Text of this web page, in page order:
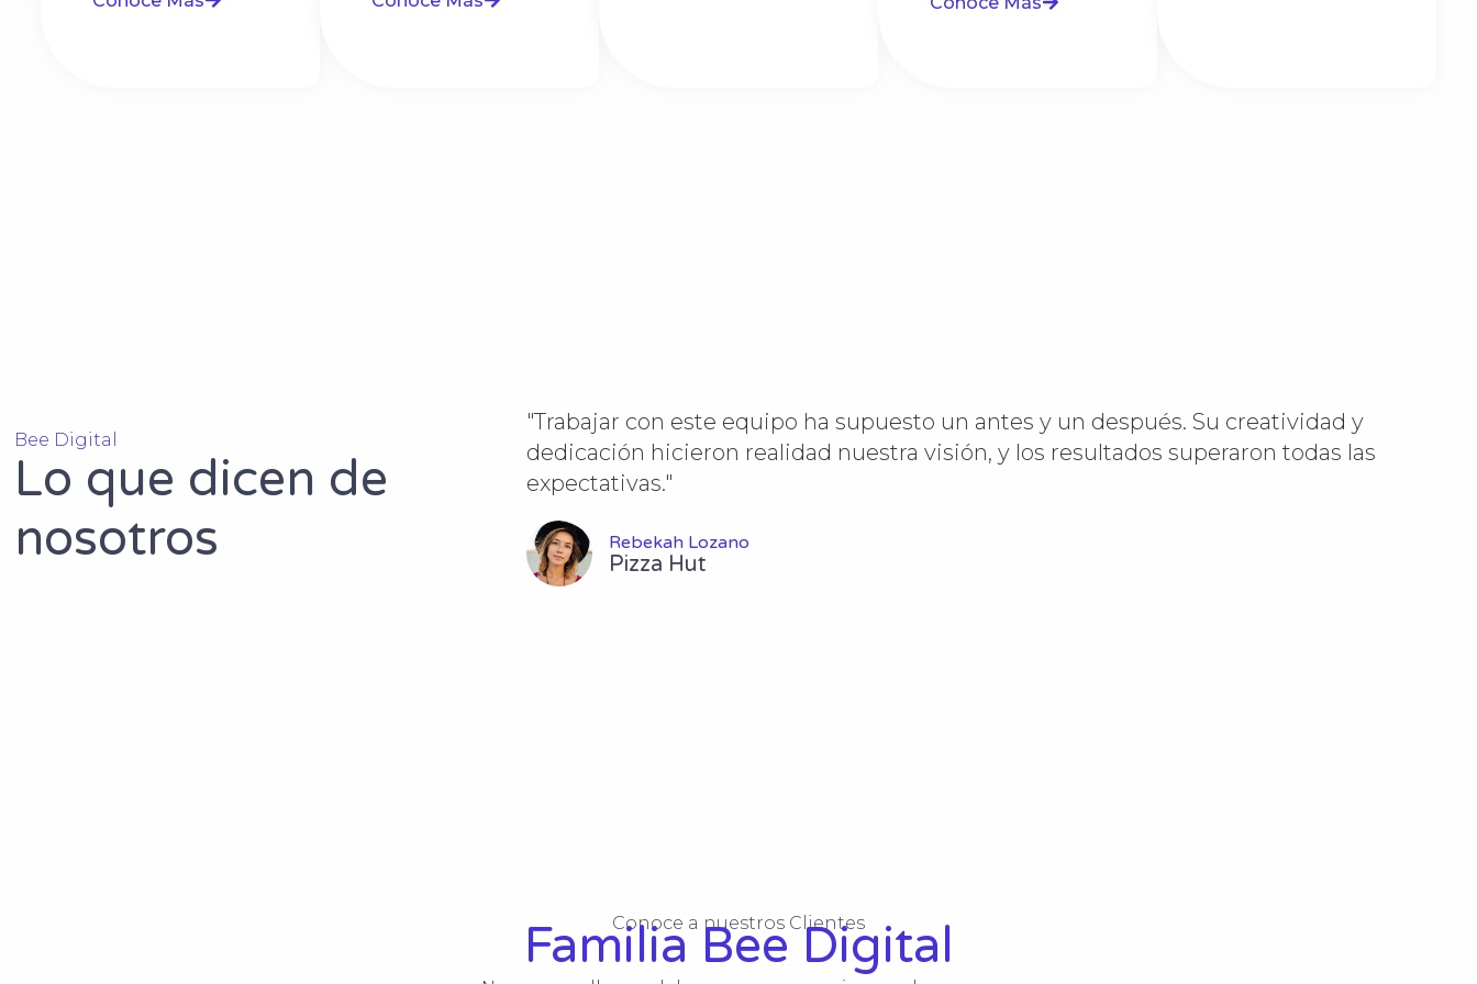
Bee Digital
Lo que dicen de
nosotros
"Trabajar con este equipo ha supuesto un antes y un después. Su creatividad y
dedicación hicieron realidad nuestra visión, y los resultados superaron todas las
expectativas."
Rebekah Lozano
Pizza Hut
Conoce a nuestros Clientes
Familia Bee Digital